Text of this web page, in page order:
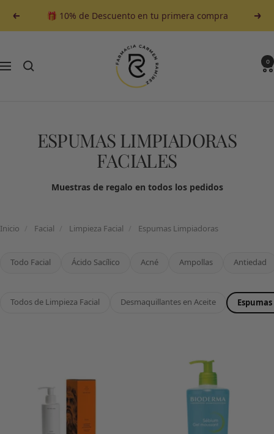
contenido
Anterior 🎁 10% de Descuento en tu primera compra
Navegación
Farmacia
Carmen
Ramirez
0
ESPUMAS LIMPIADORAS
FACIALES
Muestras de regalo en todos los pedidos
Inicio Facial Limpieza Facial Espumas Limpiadoras
Todo Facial Ácido Sacílico Acné Ampollas Antiedad
Todos de Limpieza Facial Desmaquillantes en Aceite